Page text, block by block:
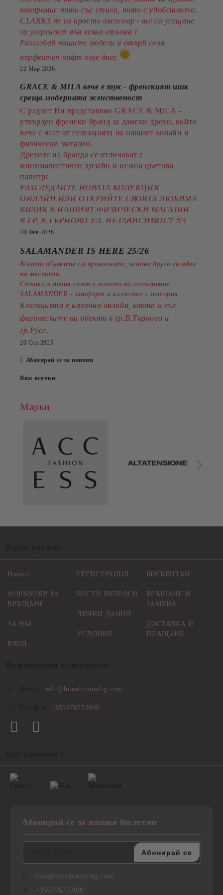
компромис нито със стила, нито с удобството.
CLARKS не са просто аксесоар - те са усещане
за увереност във всяка стъпка !
Разгледай нашите модели и открй своя
перфектен чифт още днес
22 Мар 2026
GRACE & MILA вече е тук - френският шик
среща модерната женственост
С радост Ви представяме GRACE & MILA -
утвърден френски бранд за дамски дрехи, който
вече е част от селекцията на нашият онлайн и
физически магазин.
Дрехите на бранда се отличават с
минималистичен дизайн и нежна цветова
палитра.
РАЗГЛЕДАЙТЕ НОВАТА КОЛЕКЦИЯ
ОНЛАЙН ИЛИ ОТКРИЙТЕ СВОЯТА ЛЮБИМА
ВИЗИЯ В НАШИЯТ ФИЗИЧЕСКИ МАГАЗИН
В ГР. В.ТЪРНОВО УЛ. НЕЗАВИСИМОСТ N3
20 Фев 2026
SALAMANDER IS HERE 25/26
Когато обувките са правилните, всичко друго си идва
на мястото.
Стъпка в новия сезон с новото ни попълнение
SALAMANDER - комфорт и качество с история.
Колекцията е налична онлайн, както и във
физическите ни обекти в гр.В.Търново и
гр.Русе.
20 Сеп 2025
Абонирай се за новини
Виж всички
Марки
Начало
ФОРМУЛЯР ЗА
ВРЪЩАНЕ
ЗА НАС
ВХОД
РЕГИСТРАЦИЯ
ЧЕСТИ ВЪПРОСИ
ЛИЧНИ ДАННИ
УСЛОВИЯ
БИСКВИТКИ
ВРЪЩАНЕ И
ЗАМЯНА
ДОСТАВКА И
ПЛАЩАНЕ
info@brandroom-bg.com
+359876753090
Абонирай се за нашия бюлетин
info@brandroom-bg.com
+359876753090